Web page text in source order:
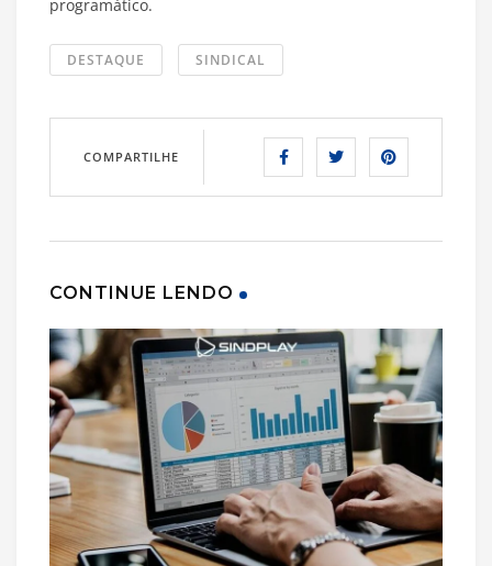
programático.
DESTAQUE SINDICAL
COMPARTILHE
CONTINUE LENDO